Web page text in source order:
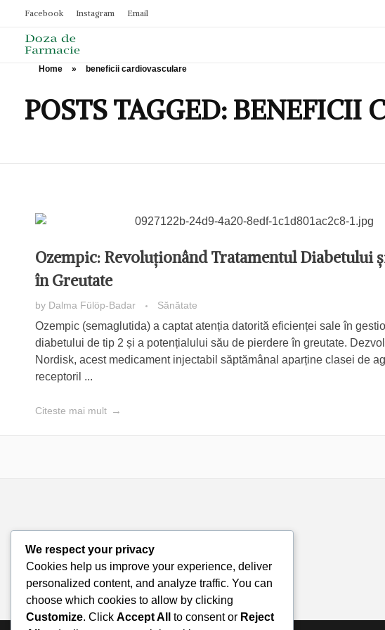
Facebook Instagram Email
Home » beneficii cardiovasculare
POSTS TAGGED: BENEFICII
Ozempic: Revoluționând Tratamentul Diabetului
în Greutate
by Dalma Fülöp-Badar Sănătate
Ozempic (semaglutida) a captat atenția datorită eficienței sale în
diabetului de tip 2 și a potențialului său de pierdere în greutate.
Nordisk, acest medicament injectabil săptămânal aparține clasei de
receptoril ...
Citeste mai mult
We respect your privacy
Cookies help us improve your experience, deliver
personalized content, and analyze traffic. You can
choose which cookies to allow by clicking
Customize. Click Accept All to consent or Reject